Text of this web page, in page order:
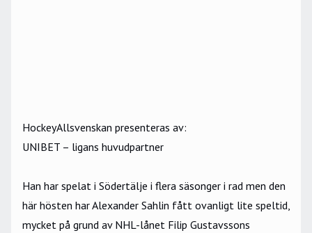
HockeyAllsvenskan presenteras av:
UNIBET – ligans huvudpartner
Han har spelat i Södertälje i flera säsonger i rad men den
här hösten har Alexander Sahlin fått ovanligt lite speltid,
mycket på grund av NHL-lånet Filip Gustavssons